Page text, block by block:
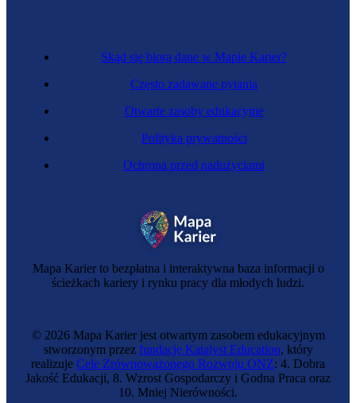
Mapa Karier to bezpłatna i interaktywna baza informacji o
ścieżkach kariery i rynku pracy dla młodych ludzi.
Skąd się biorą dane w Mapie Karier?
Często zadawane pytania
Otwarte zasoby edukacyjne
Polityka prywatności
Ochrona przed nadużyciami
© 2026 Mapa Karier jest otwartym zasobem edukacyjnym
stworzonym przez fundację Katalyst Education, który
realizuje Cele Zrównoważonego Rozwoju ONZ: 4. Dobra
Jakość Edukacji, 8. Wzrost Gospodarczy i Godna Praca oraz
10. Mniej Nierówności.